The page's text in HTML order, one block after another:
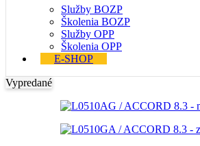
Služby BOZP
Školenia BOZP
Služby OPP
Školenia OPP
E-SHOP
Vypredané